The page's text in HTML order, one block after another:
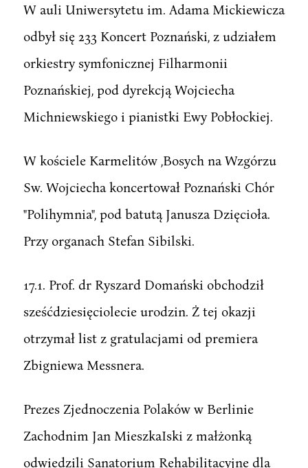
W auli Uniwersytetu im. Adama Mickiewicza
odbył się 233 Koncert Poznański, z udziałem
orkiestry symfonicznej Filharmonii
Poznańskiej, pod dyrekcją Wojciecha
Michniewskiego i pianistki Ewy Pobłockiej.
W kościele Karmelitów ,Bosych na Wzgórzu
Sw. Wojciecha koncertował Poznański Chór
"Polihymnia", pod batutą Janusza Dzięcioła.
Przy organach Stefan Sibilski.
17.1. Prof. dr Ryszard Domański obchodził
sześćdziesięciolecie urodzin. Ż tej okazji
otrzymał list z gratulacjami od premiera
Zbigniewa Messnera.
Prezes Zjednoczenia Polaków w Berlinie
Zachodnim Jan MieszkaIski z małżonką
odwiedzili Sanatorium Rehabilitacyjne dla